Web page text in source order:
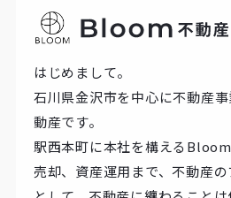
はじめまして。
石川県金沢市を中心に不動産
動産です。
駅西本町に本社を構えるBloom
売却、資産運用まで、不動産